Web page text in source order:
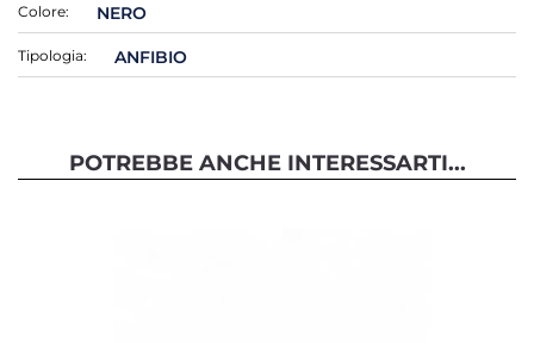
Colore: NERO
Tipologia: ANFIBIO
POTREBBE ANCHE INTERESSARTI...